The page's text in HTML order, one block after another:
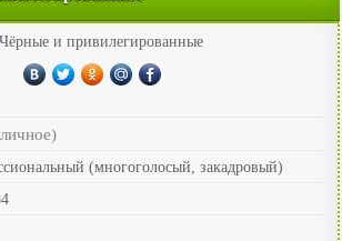
(многоголосый, закадровый)